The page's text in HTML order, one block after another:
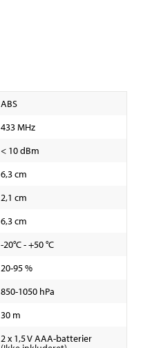
ABS
433 MHz
< 10 dBm
6,3 cm
2,1 cm
6,3 cm
-20°C - +50 °C
20-95 %
850-1050 hPa
30 m
2 x 1,5 V AAA-batterier